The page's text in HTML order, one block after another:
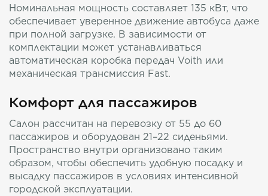
Номинальная мощность составляет 135 кВт, что
обеспечивает уверенное движение автобуса даже
при полной загрузке. В зависимости от
комплектации может устанавливаться
автоматическая коробка передач Voith или
механическая трансмиссия Fast.
Комфорт для пассажиров
Салон рассчитан на перевозку от 55 до 60
пассажиров и оборудован 21–22 сиденьями.
Пространство внутри организовано таким
образом, чтобы обеспечить удобную посадку и
высадку пассажиров в условиях интенсивной
городской эксплуатации.